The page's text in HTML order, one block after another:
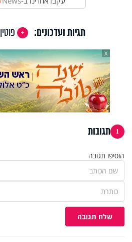
תגיות ועדכונים: פוטין
X
1 תגובות
הוסיפו תגובה
שלח תגובה